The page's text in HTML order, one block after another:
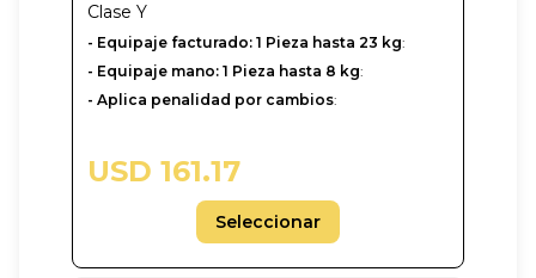
Clase Y
-‎ Equipaje facturado: 1 Pieza hasta 23 kg:
- Equipaje mano: 1 Pieza hasta 8 kg:
- Aplica penalidad por cambios:
USD 161.17
Seleccionar